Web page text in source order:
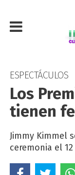
ESPECTÁCULOS
Los
tienen
Jimmy Kimmel
ceremonia el